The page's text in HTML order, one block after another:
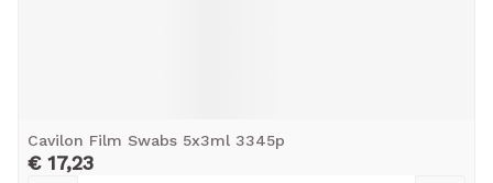
Cavilon Film Swabs 5x3ml 3345p
€ 17,23